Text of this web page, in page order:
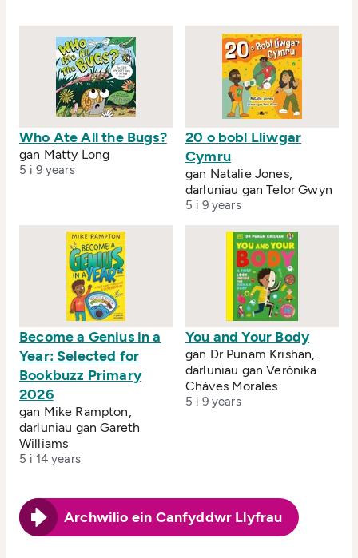
Who Ate All the Bugs?
gan Matty Long
5 i 9 years
20 o bobl Lliwgar
Cymru
gan Natalie Jones,
darluniau gan Telor Gwyn
5 i 9 years
Become a Genius in a
Year: Selected for
Bookbuzz Primary
2026
gan Mike Rampton,
darluniau gan Gareth
Williams
5 i 14 years
You and Your Body
gan Dr Punam Krishan,
darluniau gan Verónika
Cháves Morales
5 i 9 years
Archwilio ein Canfyddwr Llyfrau